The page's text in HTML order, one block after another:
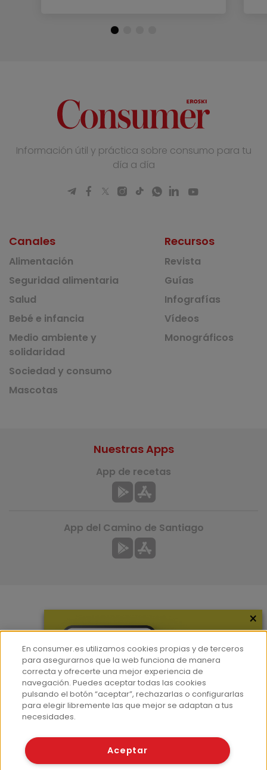
Información útil y práctica sobre consumo para tu
día a día
Canales
Alimentación
Seguridad alimentaria
Salud
Bebé e infancia
Medio ambiente y
solidaridad
Sociedad y consumo
Mascotas
Recursos
Revista
Guías
Infografías
Vídeos
Monográficos
Hemeroteca
Contacto
Prensa
Corpus Lingüístico Consumer
Nuestras Apps
App de recetas
App del Camino de Santiago
© Fundación EROSKI
×
En consumer.es utilizamos cookies propias y de terceros
para asegurarnos que la web funciona de manera
correcta y ofrecerte una mejor experiencia de
navegación. Puedes aceptar todas las cookies
pulsando el botón “aceptar”, rechazarlas o configurarlas
para elegir libremente las que mejor se adaptan a tus
necesidades.
Aceptar